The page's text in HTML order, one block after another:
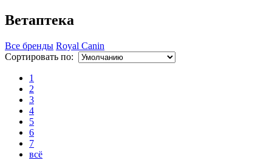
Ветаптека
Все бренды Royal Canin
Сортировать по:
1
2
3
4
5
6
7
всё